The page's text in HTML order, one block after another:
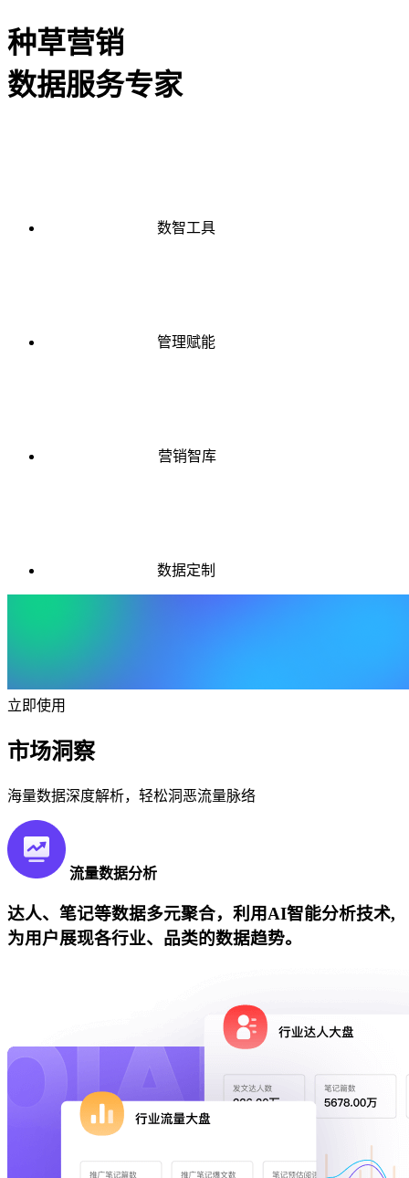
种草营销
数据服务专家
数智工具
管理赋能
营销智库
数据定制
立即使用
市场洞察
海量数据深度解析，轻松洞恶流量脉络
流量数据分析
达人、笔记等数据多元聚合，利用AI智能分析技术,
为用户展现各行业、品类的数据趋势。